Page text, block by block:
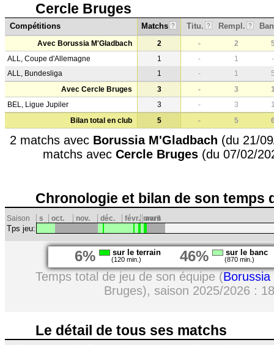
Cercle Bruges
Compétitions Matchs ? Titu. ? Rempl. ?
Avec Borussia M'Gladbach 2 - 2
ALL, Coupe d'Allemagne
1 - 1
-
ALL, Bundesliga
1 - 1
Avec Cercle Bruges
3 - 3
BEL, Ligue Jupiler
3 - 3
Bilan total en club
5 - 5
2 matchs avec Borussia M'Gladbach (du 21/
matchs avec Cercle Bruges (du 07/02/
Chronologie et bilan de son temps
Saison s oct. nov. déc. févr. mars
avril
Tps jeu:
6% sur le terrain
(120 min.) 46% sur le banc
(870 min.)
Temps total de jeu de son équipe (Borussia
Bruges), saison 2025/2026 :
Le détail de tous ses matchs